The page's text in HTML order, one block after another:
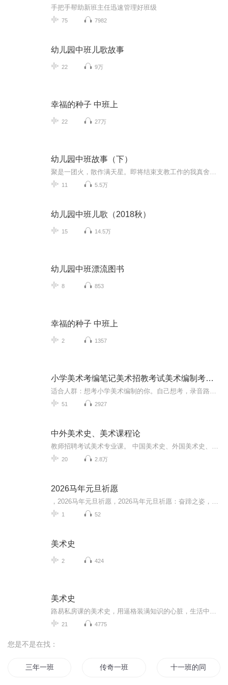
手把手帮助新班主任迅速管理好班级
75 7982
幼儿园中班儿歌故事
22 9万
幸福的种子 中班上
22 27万
幼儿园中班故事（下）
11 5.5万
幼儿园中班儿歌（2018秋）
15 14.5万
幼儿园中班漂流图书
8 853
幸福的种子 中班上
2 1357
小学美术考编笔记美术招教考试美术编制考试复习资料
51 2927
中外美术史、美术课程论
20 2.8万
2026马年元旦祈愿
1 52
美术史
2 424
美术史
21 4775
您是不是在找：
三年一班 传奇一班 十一班的同学